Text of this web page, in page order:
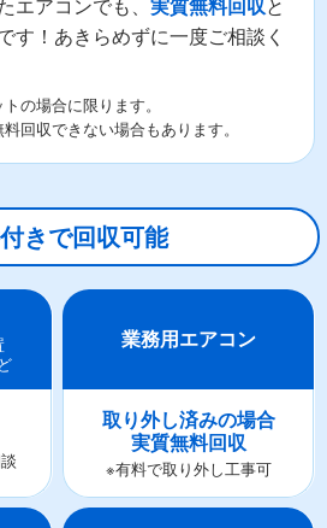
す！あきらめずに一度ご相談く
の場合に限ります。
回収できない場合もあります。
きで回収可能
業務用エアコン
取り外し済みの場合
実質無料回収
※有料で取り外し工事可